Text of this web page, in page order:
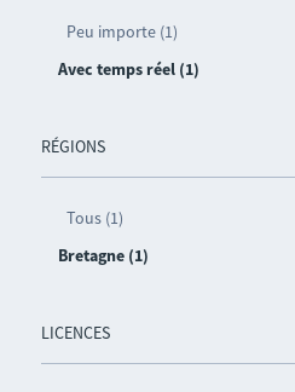
Peu importe (1)
Avec temps réel (1)
RÉGIONS
Tous (1)
Bretagne (1)
LICENCES